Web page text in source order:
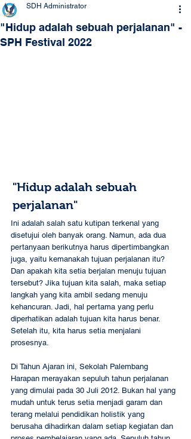
"Hidup adalah sebuah perjalanan" -
SPH Festival 2022
SDH Administrator
"Hidup adalah sebuah
perjalanan"
Ini adalah salah satu kutipan terkenal yang
disetujui oleh banyak orang. Namun, ada dua
pertanyaan berikutnya harus dipertimbangkan
juga, yaitu kemanakah tujuan perjalanan itu?
Dan apakah kita setia berjalan menuju tujuan
tersebut? Jika tujuan kita salah, maka setiap
langkah yang kita ambil sedang menuju
kehancuran. Jadi, hal pertama yang perlu
diperhatikan adalah tujuan kita harus benar.
Setelah itu, kita harus setia menjalani
prosesnya.
Di Tahun Ajaran ini, Sekolah Palembang
Harapan merayakan sepuluh tahun perjalanan
yang dimulai pada 30 Juli 2012. Bukan hal yang
mudah untuk terus setia menjadi garam dan
terang melalui pendidikan holistik yang
berusaha dihadirkan dalam setiap kegiatan dan